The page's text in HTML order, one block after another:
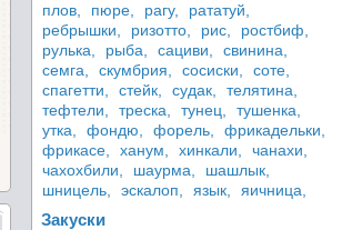
плов,
пюре, рагу,
рататуй,
ребрышки,
ризотто, рис,
ростбиф,
рулька,
рыба, сациви,
свинина,
семга,
скумбрия, сосиски,
соте,
спагетти,
стейк, судак,
телятина,
тефтели,
треска, тунец,
тушенка,
утка,
фондю, форель,
фрикадельки,
фрикасе,
ханум, хинкали,
чанахи,
чахохбили,
шаурма,
шашлык,
шницель,
эскалоп, язык, яичница,
Закуски